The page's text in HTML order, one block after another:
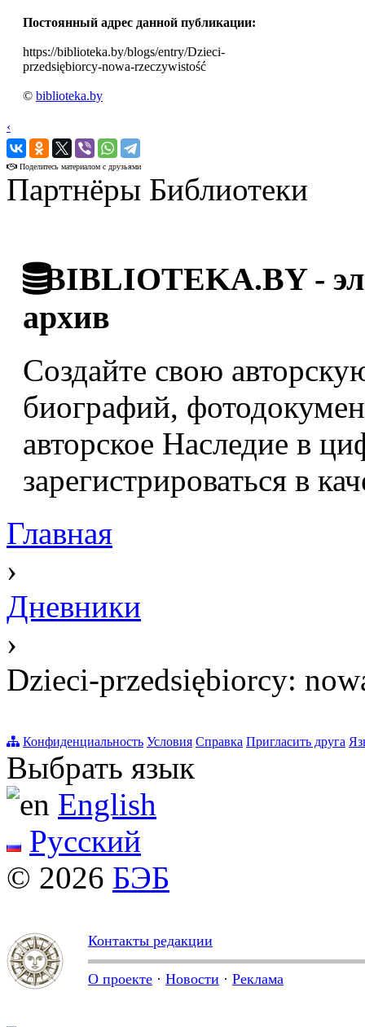
Постоянный адрес данной публикации:
https://biblioteka.by/blogs/entry/Dzieci-
przedsiębiorcy-nowa-rzeczywistość
© biblioteka.by
‹
›
Поделитесь материалом с друзьями
Партнёры Библиотеки
BIBLIOTEKA.BY -
архив
Создайте свою
биографий,
авторское Наследие в
зарегистрироваться в
Главная
›
Дневники
›
Dzieci-przedsiębiorcy:
Конфиденциальность Условия Справка Пригласить друга
Выбрать язык
English
Русский
© 2026 БЭБ
Контакты редакции
О проекте · Новости · Реклама